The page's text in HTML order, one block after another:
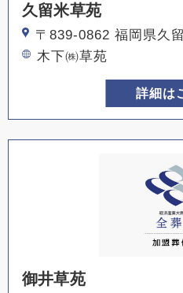
久留米草苑
〒839-0862 福岡県久
木下㈱草苑
詳細は
御井草苑